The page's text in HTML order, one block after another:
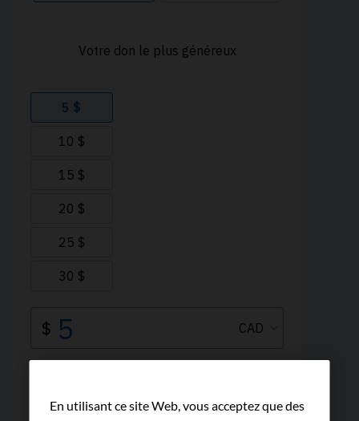
En utilisant ce site Web, vous acceptez que des